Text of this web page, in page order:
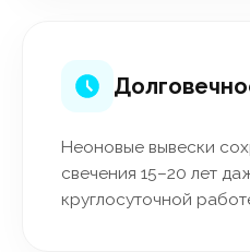
Неоновые вывески
свечения 15–20 лет
круглосуточной